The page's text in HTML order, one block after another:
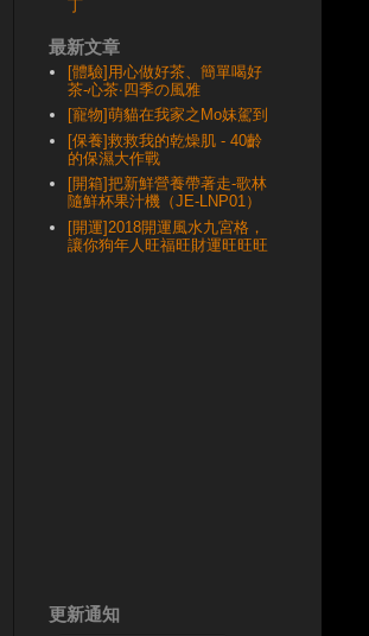
丁
最新文章
[體驗]用心做好茶、簡單喝好
茶-心茶‧四季の風雅
[寵物]萌貓在我家之Mo妹駕到
[保養]救救我的乾燥肌 - 40齡
的保濕大作戰
[開箱]把新鮮營養帶著走-歌林
隨鮮杯果汁機（JE-LNP01）
[開運]2018開運風水九宮格，
讓你狗年人旺福旺財運旺旺旺
更新通知